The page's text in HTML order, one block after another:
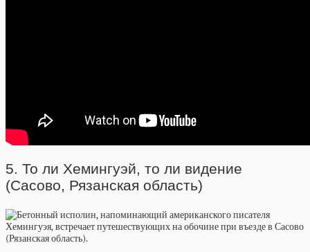
5. То ли Хемингуэй, то ли видение
(Сасово, Рязанская область)